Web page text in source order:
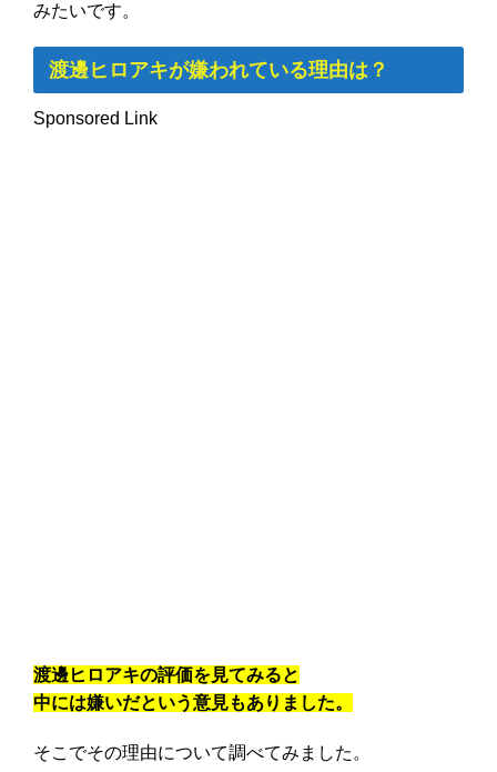
みたいです。
渡邊ヒロアキが嫌われている理由は？
Sponsored Link
渡邊ヒロアキの評価を見てみると
中には嫌いだという意見もありました。
そこでその理由について調べてみました。